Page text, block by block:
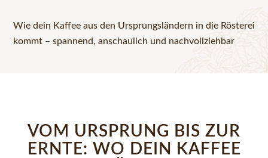
Wie dein Kaffee aus den Ursprungsländern in die Rösterei
kommt – spannend, anschaulich und nachvollziehbar
VOM URSPRUNG BIS ZUR
ERNTE: WO DEIN KAFFEE